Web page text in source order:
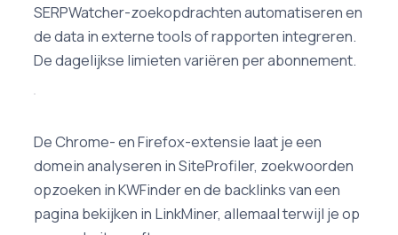
SERPWatcher-zoekopdrachten automatiseren en
de data in externe tools of rapporten integreren.
De dagelijkse limieten variëren per abonnement.
De Chrome- en Firefox-extensie laat je een
domein analyseren in SiteProfiler, zoekwoorden
opzoeken in KWFinder en de backlinks van een
pagina bekijken in LinkMiner, allemaal terwijl je op